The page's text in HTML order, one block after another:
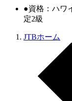
●資格：ハワ
定2級
JTBホーム